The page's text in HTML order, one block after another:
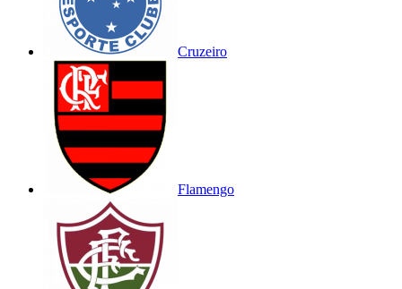
Cruzeiro
Flamengo